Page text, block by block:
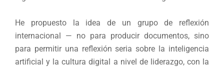
He propuesto la idea de un grupo de reflexión
internacional — no para producir documentos, sino
para permitir una reflexión seria sobre la inteligencia
artificial y la cultura digital a nivel de liderazgo, con la